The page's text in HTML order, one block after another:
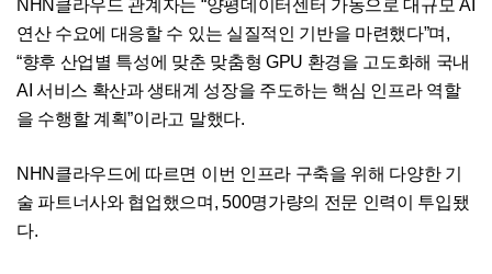
NHN클라우드 관계자는 “양평데이터센터 가동으로 대규모 AI
연산 수요에 대응할 수 있는 실질적인 기반을 마련했다”며,
“향후 산업별 특성에 맞춘 맞춤형 GPU 환경을 고도화해 국내
AI 서비스 확산과 생태계 성장을 주도하는 핵심 인프라 역할
을 수행할 계획”이라고 말했다.
NHN클라우드에 따르면 이번 인프라 구축을 위해 다양한 기
술 파트너사와 협업했으며, 500명가량의 전문 인력이 투입됐
다.